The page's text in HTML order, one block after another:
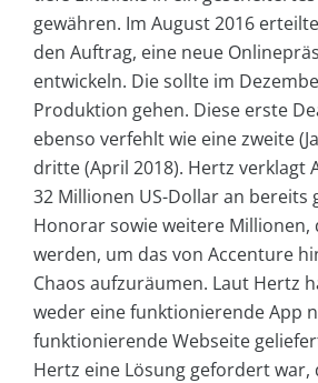
gewähren. Im August 2016
den Auftrag, eine neue
entwickeln. Die sollte im
Produktion gehen. Diese erste
ebenso verfehlt wie eine zweite
dritte (April 2018). Hertz verklagt
32 Millionen US-Dollar an bereits
Honorar sowie weitere Millionen,
werden, um das von Accenture
Chaos aufzuräumen. Laut Hertz
weder eine funktionierende App
funktionierende Webseite
Hertz eine Lösung gefordert war,